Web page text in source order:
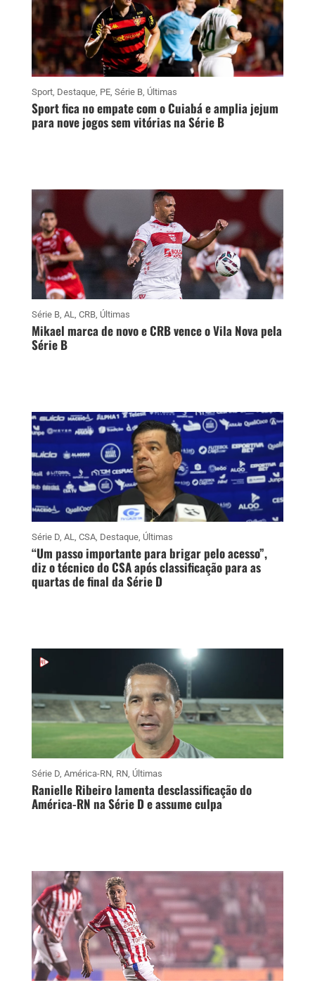
Sport, Destaque, PE, Série B, Últimas
Sport fica no empate com o Cuiabá e amplia jejum
para nove jogos sem vitórias na Série B
Série B, AL, CRB, Últimas
Mikael marca de novo e CRB vence o Vila Nova pela
Série B
Série D, AL, CSA, Destaque, Últimas
“Um passo importante para brigar pelo acesso”,
diz o técnico do CSA após classificação para as
quartas de final da Série D
Série D, América-RN, RN, Últimas
Ranielle Ribeiro lamenta desclassificação do
América-RN na Série D e assume culpa